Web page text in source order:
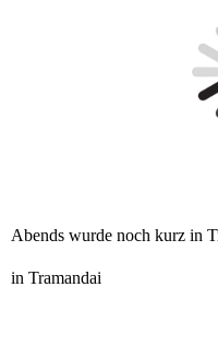
Abends wurde noch kurz in
in Tramandai